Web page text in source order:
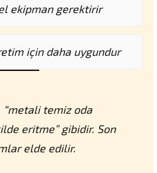
ekipman gerektirir
için daha uygundur
“metali temiz oda
eritme” gibidir. Son
elde edilir.